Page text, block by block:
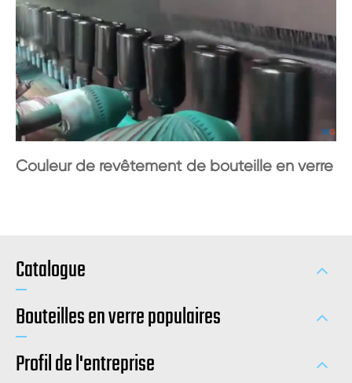
Couleur de revêtement de bouteille en verre
Catalogue
Bouteilles en verre populaires
Profil de l'entreprise